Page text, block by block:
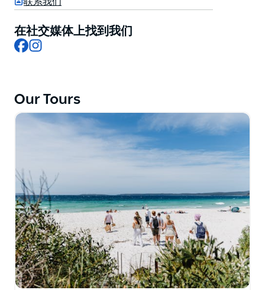
游客可以探索蓝山、猎人谷、堪培拉、杰维斯湾和中央西
部等标志性目的地，行程从 1 天到 7 天不等。旅行团着
重展现当地的美食、美酒、文化和自然风光，将必游景点
100% 碳补偿的旅行团、杜绝一次性塑料制品，并大力支
持当地小型企业。这种对创新和地道体验的执着追求，使
他们成为新南威尔士州旅游行业的领军者。
在社交媒体上找到我们
Facebook
Our Tours